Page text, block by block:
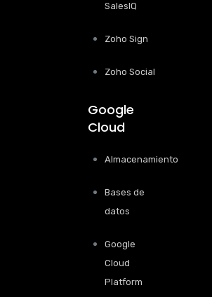
SalesIQ
Zoho Sign
Zoho Social
Google
Cloud
Almacenamiento
Bases de
datos
Google
Cloud
Platform